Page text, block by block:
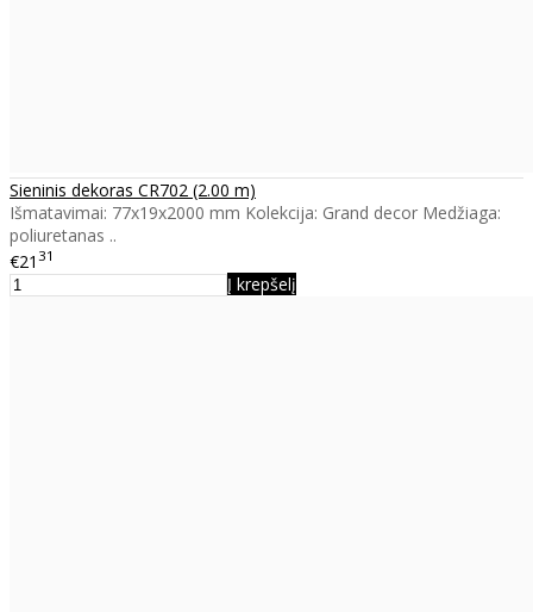
Sieninis dekoras CR702 (2.00 m)
Išmatavimai: 77x19x2000 mm Kolekcija: Grand decor Medžiaga:
poliuretanas ..
€21 31
Į krepšelį